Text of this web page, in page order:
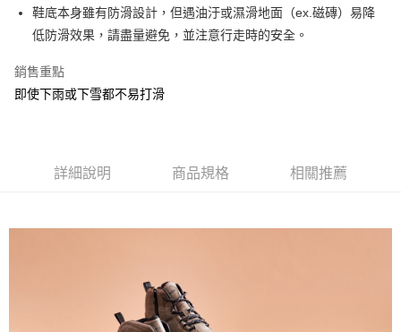
AFTEE先享後付
相關說明
AFTEE先享後付是「在收到商品之後才付款」的支付方式。 讓您購物簡單
１．簡單：不需註冊會員、不需綁卡、不需儲值。
【「AFTEE先享後付」結帳流程】
１．於結帳方式選擇「AFTEE先享後付」後，將跳轉至「AFTEE先享後付」
３．收到繳費通知簡訊後14天內，點擊此簡訊中的連結，可透過四大超商／
※ 交易是否成功請以「AFTEE先享後付 」之結帳頁面顯示為準，若有關於
是否繳費成功／繳費後需取消欲退款等相關疑問，請聯繫「AFTEE先享後付
ATM付款
鞋底本身雖有防滑設計，但遇油汙或濕滑地面（ex.磁磚）易降
低防滑效果，請盡量避免，並注意行走時的安全。
銷售重點
即使下雨或下雪都不易打滑
詳細說明 商品規格 相關推薦